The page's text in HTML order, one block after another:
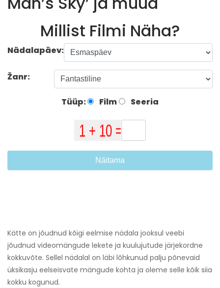
Millist Filmi Näha?
Nädalapäev:
Žanr:
Tüüp: Film Seeria
Näitama
Kätte on jõudnud kõigi eelmise nädala jooksul veebi
jõudnud videomängude lekete ja kuulujutude järjekordne
kokkuvõte. Sellel nädalal on läbi lõhkunud palju põnevaid
üksikasju eelseisvate mängude kohta ja oleme selle kõik siia
kokku kogunud.